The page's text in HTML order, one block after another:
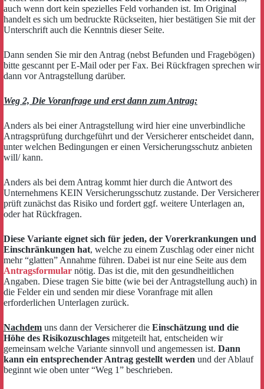
auch wenn dort kein spezielles Feld vorhanden ist. Im Original
handelt es sich um bedruckte Rückseiten, hier bestätigen Sie mit der
Unterschrift auch die Kenntnis dieser Seite.
Dann senden Sie mir den Antrag (nebst Befunden und Fragebögen)
bitte gescannt per E-Mail oder per Fax. Bei Rückfragen sprechen wir
dann vor Antragstellung darüber.
Weg 2, Die Voranfrage und erst dann zum Antrag:
Anders als bei einer Antragstellung wird hier eine unverbindliche
Antragsprüfung durchgeführt und der Versicherer entscheidet dann,
unter welchen Bedingungen er einen Versicherungsschutz anbieten
will/ kann.
Anders als bei dem Antrag kommt hier durch die Antwort des
Unternehmens KEIN Versicherungsschutz zustande. Der Versicherer
prüft zunächst das Risiko und fordert ggf. weitere Unterlagen an,
oder hat Rückfragen.
Diese Variante eignet sich für jeden, der Vorerkrankungen und
Einschränkungen hat, welche zu einem Zuschlag oder einer nicht
mehr “glatten” Annahme führen. Dabei ist nur eine Seite aus dem
Antragsformular nötig. Das ist die, mit den gesundheitlichen
Angaben. Diese tragen Sie bitte (wie bei der Antragstellung auch) in
die Felder ein und senden mir diese Voranfrage mit allen
erforderlichen Unterlagen zurück.
Nachdem uns dann der Versicherer die Einschätzung und die
Höhe des Risikozuschlages mitgeteilt hat, entscheiden wir
gemeinsam welche Variante sinnvoll und angemessen ist. Dann
kann ein entsprechender Antrag gestellt werden und der Ablauf
beginnt wie oben unter “Weg 1” beschrieben.